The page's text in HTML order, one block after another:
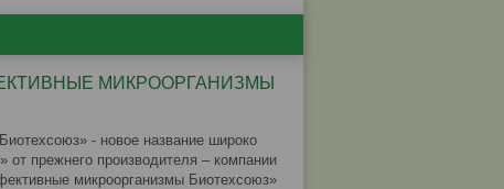
МИКРООРГАНИЗМЫ
- новое название широко
от прежнего производителя – компании
микроорганизмы Биотехсоюз»